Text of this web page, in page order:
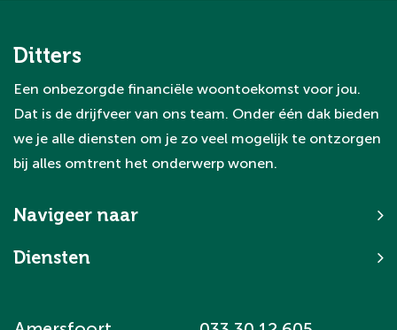
Ditters
Een onbezorgde financiële woontoekomst voor jou.
Dat is de drijfveer van ons team. Onder één dak bieden
we je alle diensten om je zo veel mogelijk te ontzorgen
bij alles omtrent het onderwerp wonen.
Navigeer naar
Diensten